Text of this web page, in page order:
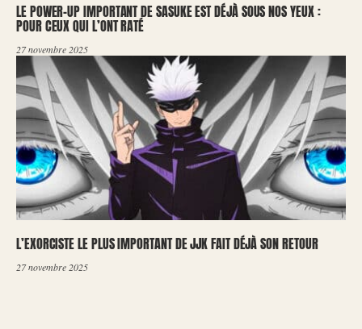
LE POWER-UP IMPORTANT DE SASUKE EST DÉJÀ SOUS NOS YEUX :
POUR CEUX QUI L’ONT RATÉ
27 novembre 2025
L’EXORCISTE LE PLUS IMPORTANT DE JJK FAIT DÉJÀ SON RETOUR
27 novembre 2025